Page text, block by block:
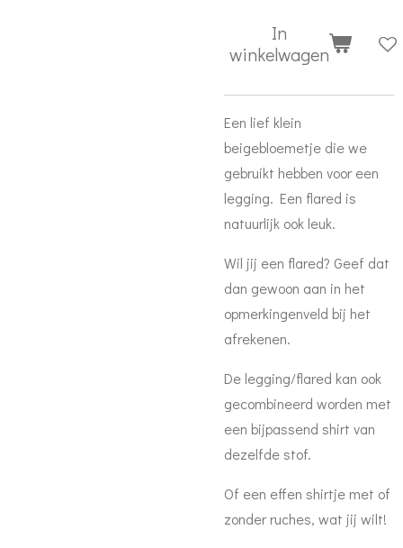
In
winkelwagen
Een lief klein
beigebloemetje die we
gebruikt hebben voor een
legging. Een flared is
natuurlijk ook leuk.
Wil jij een flared? Geef dat
dan gewoon aan in het
opmerkingenveld bij het
afrekenen.
De legging/flared kan ook
gecombineerd worden met
een bijpassend shirt van
dezelfde stof.
Of een effen shirtje met of
zonder ruches, wat jij wilt!